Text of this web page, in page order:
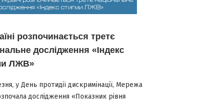
розпочинається третє
дослідження «Індекс
ЛЖВ»
у День протидії дискримінації, Мережа
дослідження «Показник рівня